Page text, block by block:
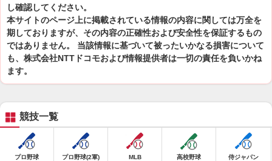
し確認してください。
本サイトのページ上に掲載されている情報の内容に関しては万全を
期しておりますが、その内容の正確性および安全性を保証するもの
ではありません。 当該情報に基づいて被ったいかなる損害について
も、株式会社NTTドコモおよび情報提供者は一切の責任を負いかね
ます。
競技一覧
プロ野球 プロ野球(2軍) MLB 高校野球 侍ジャパン